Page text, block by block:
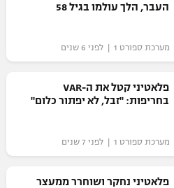
העבר, הלך עולמו בגיל 58
מערכת ספורט 1 | לפני 6 שנים
פלאטיני קטל את ה-VAR
בחריפות: "זבל, לא יפתור כלום"
מערכת ספורט 1 | לפני 7 שנים
פלאטיני נחקר ושוחרר ממעצר